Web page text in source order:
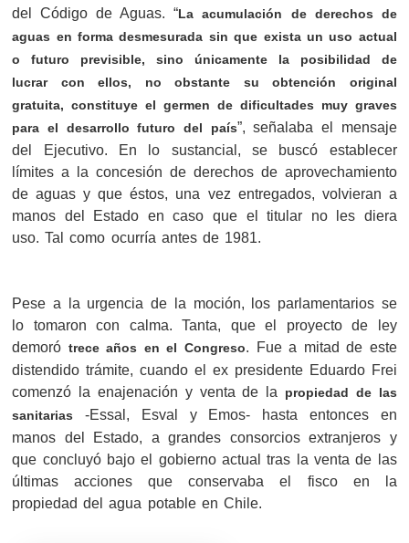
del Código de Aguas. “La acumulación de derechos de
aguas en forma desmesurada sin que exista un uso actual
o futuro previsible, sino únicamente la posibilidad de
lucrar con ellos, no obstante su obtención original
gratuita, constituye el germen de dificultades muy graves
para el desarrollo futuro del país”, señalaba el mensaje
del Ejecutivo. En lo sustancial, se buscó establecer
límites a la concesión de derechos de aprovechamiento
de aguas y que éstos, una vez entregados, volvieran a
manos del Estado en caso que el titular no les diera
uso. Tal como ocurría antes de 1981.
Pese a la urgencia de la moción, los parlamentarios se
lo tomaron con calma. Tanta, que el proyecto de ley
demoró trece años en el Congreso. Fue a mitad de este
distendido trámite, cuando el ex presidente Eduardo Frei
comenzó la enajenación y venta de la
propiedad de las
sanitarias
-Essal, Esval y Emos- hasta entonces en
manos del Estado, a grandes consorcios extranjeros y
que concluyó bajo el gobierno actual tras la venta de las
últimas acciones que conservaba el fisco en la
propiedad del agua potable en Chile.